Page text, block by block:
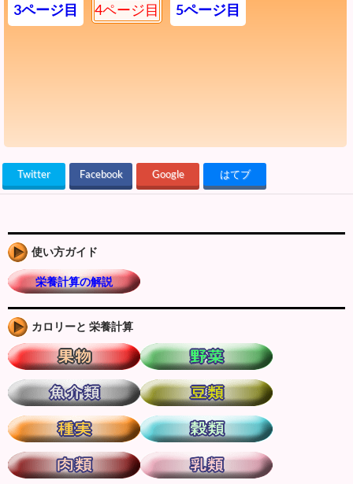
3ページ目 4ページ目 5ページ目
Twitter Facebook Google はてブ
使い方ガイド
栄養計算の解説
カロリーと 栄養計算